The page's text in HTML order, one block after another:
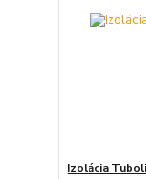
Izolácia